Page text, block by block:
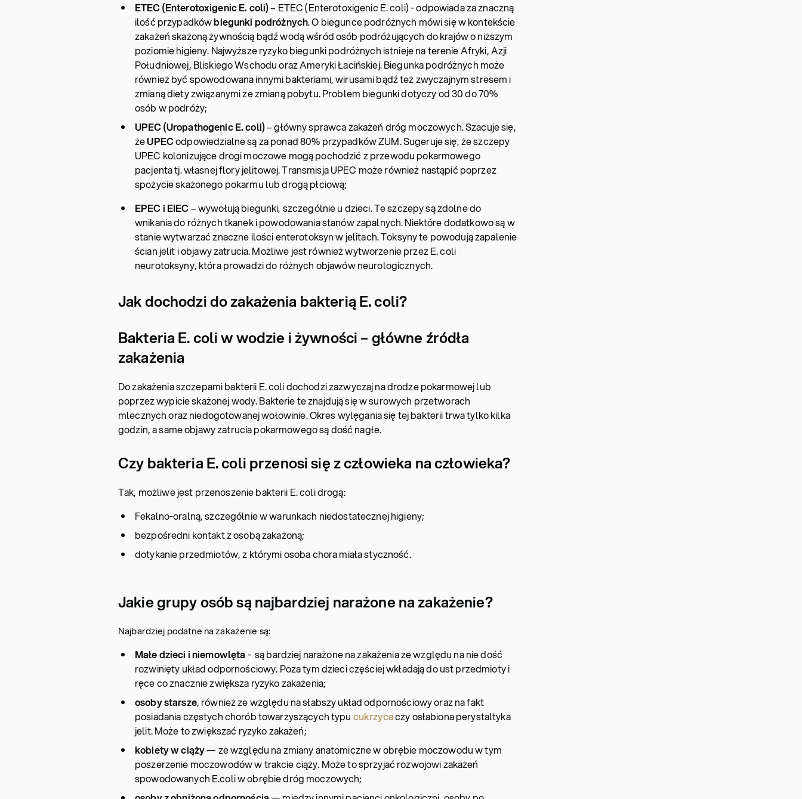
ETEC (Enterotoxigenic E. coli)– ETEC (Enterotoxigenic E. coli) - odpowiada za znaczną
ilość przypadkówbiegunki podróżnych. O biegunce podróżnych mówi się w kontekście
zakażeń skażoną żywnością bądź wodą wśród osób podróżujących do krajów o niższym
poziomie higieny. Najwyższe ryzyko biegunki podróżnych istnieje na terenie Afryki, Azji
Południowej, Bliskiego Wschodu oraz Ameryki Łacińskiej. Biegunka podróżnych może
również być spowodowana innymi bakteriami, wirusami bądź też zwyczajnym stresem i
zmianą diety związanymi ze zmianą pobytu. Problem biegunki dotyczy od 30 do 70%
osób w podróży;
UPEC (Uropathogenic E. coli)– główny sprawca zakażeń dróg moczowych. Szacuje się,
żeUPECodpowiedzialne są za ponad 80% przypadków ZUM. Sugeruje się, że szczepy
UPEC kolonizujące drogi moczowe mogą pochodzić z przewodu pokarmowego
pacjenta tj. własnej flory jelitowej. Transmisja UPEC może również nastąpić poprzez
spożycie skażonego pokarmu lub drogą płciową;
EPEC i EIEC– wywołują biegunki, szczególnie u dzieci. Te szczepy są zdolne do
wnikania do różnych tkanek i powodowania stanów zapalnych. Niektóre dodatkowo są w
stanie wytwarzać znaczne ilości enterotoksyn w jelitach. Toksyny te powodują zapalenie
ścian jelit i objawy zatrucia. Możliwe jest również wytworzenie przez E. coli
neurotoksyny, która prowadzi do różnych objawów neurologicznych.
Jak dochodzi do zakażenia bakterią E. coli?
Bakteria E. coli w wodzie i żywności – główne źródła
zakażenia
Do zakażenia szczepami bakterii E. coli dochodzi zazwyczaj na drodze pokarmowej lub
poprzez wypicie skażonej wody. Bakterie te znajdują się w surowych przetworach
mlecznych oraz niedogotowanej wołowinie. Okres wylęgania się tej bakterii trwa tylko kilka
godzin, a same objawy zatrucia pokarmowego są dość nagłe.
Czy bakteria E. coli przenosi się z człowieka na człowieka?
Tak, możliwe jest przenoszenie bakterii E. coli drogą:
Fekalno-oralną, szczególnie w warunkach niedostatecznej higieny;
bezpośredni kontakt z osobą zakażoną;
dotykanie przedmiotów, z którymi osoba chora miała styczność.
Jakie grupy osób są najbardziej narażone na zakażenie?
Najbardziej podatne na zakażenie są:
Małe dzieci i niemowlęta - są bardziej narażone na zakażenia ze względu na nie dość
rozwinięty układ odpornościowy. Poza tym dzieci częściej wkładają do ust przedmioty i
ręce co znacznie zwiększa ryzyko zakażenia;
osoby starsze, również ze względu na słabszy układ odpornościowy oraz na fakt
posiadania częstych chorób towarzyszących typu cukrzycaczy osłabiona perystaltyka
jelit. Może to zwiększać ryzyko zakażeń;
kobiety w ciąży— ze względu na zmiany anatomiczne w obrębie moczowodu w tym
poszerzenie moczowodów w trakcie ciąży. Może to sprzyjać rozwojowi zakażeń
spowodowanych E.coli w obrębie dróg moczowych;